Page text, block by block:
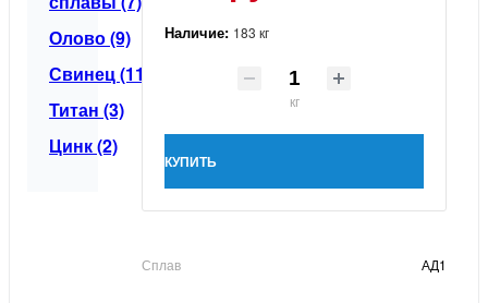
Олово (9)
Свинец (11)
Титан (3)
Цинк (2)
Наличие: 183 кг
кг
КУПИТЬ
Сплав АД1